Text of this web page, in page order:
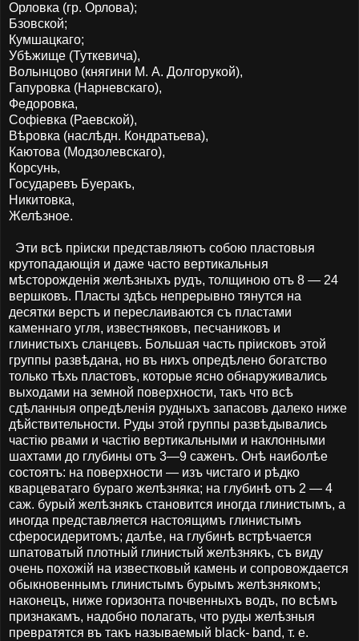
Орловка (гр. Орлова);
Бзовской;
Кумшацкаго;
Убѣжище (Туткевича),
Волынцово (княгини М. А. Долгорукой),
Гапуровка (Нарневскаго),
Федоровка,
Софiевка (Раевской),
Вѣровка (наслѣдн. Кондратьева),
Каютова (Модзолевскаго),
Корсунь,
Государевъ Буеракъ,
Никитовка,
Желѣзное.
Эти всѣ пріиски представляютъ собою пластовыя
крутопадающія и даже часто вертикальныя
мѣсторожденія желѣзныхъ рудъ, толщиною отъ 8 — 24
вершковъ. Пласты здѣсь непрерывно тянутся на
десятки верстъ и переслаиваются съ пластами
каменнаго угля, известняковъ, песчаниковъ и
глинистыхъ сланцевъ. Большая часть пріисковъ этой
группы развѣдана, но въ нихъ опредѣлено богатство
только тѣхь пластовъ, которые ясно обнаруживались
выходами на земной поверхности, такъ что всѣ
сдѣланныя опредѣленія рудныхъ запасовъ далеко ниже
дѣйствительности. Руды этой группы развѣдывались
частію рвами и частію вертикальными и наклонными
шахтами до глубины отъ 3—9 саженъ. Онѣ наиболѣе
состоятъ: на поверхности — изъ чистаго и рѣдко
кварцеватаго бураго желѣзняка; на глубинѣ отъ 2 — 4
саж. бурый желѣзнякъ становится иногда глинистымъ, а
иногда представляется настоящимъ глинистымъ
сферосидеритомъ; далѣе, на глубинѣ встрѣчается
шпатоватый плотный глинистый желѣзнякъ, съ виду
очень похожій на известковый камень и сопровождается
обыкновеннымъ глинистымъ бурымъ желѣзнякомъ;
наконецъ, ниже горизонта почвенныхъ водъ, по всѣмъ
признакамъ, надобно полагать, что руды желѣзныя
превратятся въ такъ называемый black- band, т. е.